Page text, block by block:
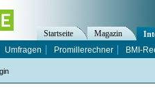
Startseite Magazin
Umfragen Promillerechner BMI-